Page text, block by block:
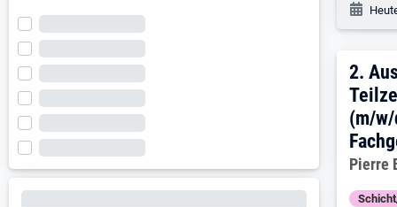
2.
2.
(m/
Pierre